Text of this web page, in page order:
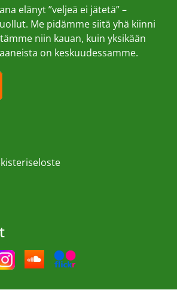
elänyt ”veljeä ei jätetä” –
Me pidämme siitä yhä kiinni
niin kauan, kuin yksikään
on keskuudessamme.